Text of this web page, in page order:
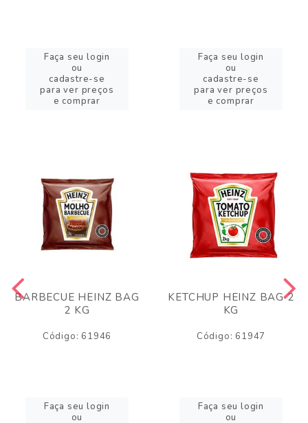
Faça seu login
ou
cadastre-se
para ver preços
e comprar
Faça seu login
ou
cadastre-se
para ver preços
e comprar
BARBECUE HEINZ BAG
2 KG
Código: 61946
Faça seu login
ou
KETCHUP HEINZ BAG 2
KG
Código: 61947
Faça seu login
ou